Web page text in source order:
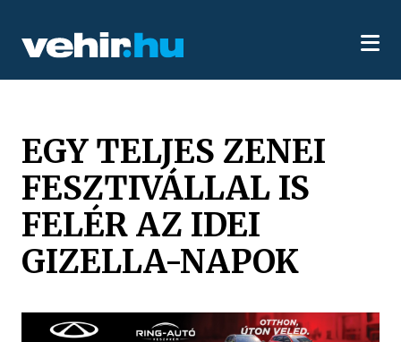
EGY TELJES ZENEI
FESZTIVÁLLAL IS
FELÉR AZ IDEI
GIZELLA-NAPOK